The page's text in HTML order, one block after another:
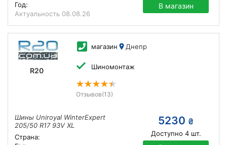
Год:
Актуальность 08.08.26
В магазин
R20
магазин Днепр
Шиномонтаж
Отзывов(13)
Шины Uniroyal WinterExpert
205/50 R17 93V XL
Страна:
5230 ₴
Доступно 4шт.